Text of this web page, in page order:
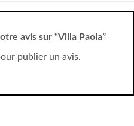
avis sur “Villa Paola”
publier un avis.